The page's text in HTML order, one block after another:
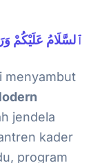
ٱلسَّلَامُ عَلَيْكُمْ
menyambut
jendela
kader
program